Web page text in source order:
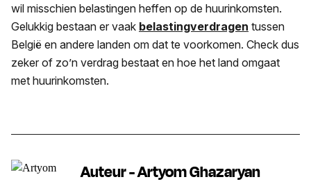
wil misschien belastingen heffen op de huurinkomsten.
Gelukkig bestaan er vaak belastingverdragen tussen
België en andere landen om dat te voorkomen. Check dus
zeker of zo’n verdrag bestaat en hoe het land omgaat
met huurinkomsten.
Auteur - Artyom Ghazaryan